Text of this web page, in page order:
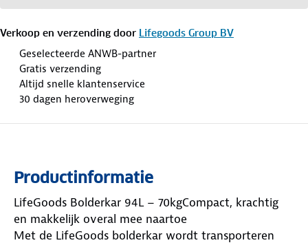
Verkoop en verzending door Lifegoods Group BV
Geselecteerde ANWB-partner
Gratis verzending
Altijd snelle klantenservice
30 dagen heroverweging
Productinformatie
LifeGoods Bolderkar 94L – 70kgCompact, krachtig
en makkelijk overal mee naartoe
Met de LifeGoods bolderkar wordt transporteren